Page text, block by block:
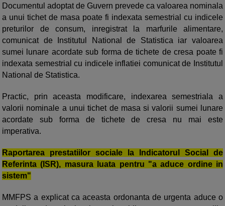
Documentul adoptat de Guvern prevede ca valoarea nominala
a unui tichet de masa poate fi indexata semestrial cu indicele
preturilor de consum, inregistrat la marfurile alimentare,
comunicat de Institutul National de Statistica iar valoarea
sumei lunare acordate sub forma de tichete de cresa poate fi
indexata semestrial cu indicele inflatiei comunicat de Institutul
National de Statistica.
Practic, prin aceasta modificare, indexarea semestriala a
valorii nominale a unui tichet de masa si valorii sumei lunare
acordate sub forma de tichete de cresa nu mai este
imperativa.
Raportarea prestatiilor sociale la Indicatorul Social de
Referinta (ISR), masura luata pentru "a aduce ordine in
sistem"
MMFPS a explicat ca aceasta ordonanta de urgenta aduce o